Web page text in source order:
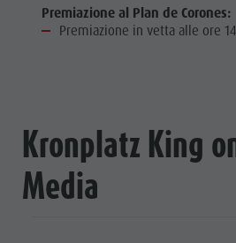
Premiazione al Plan de Corones:
Premiazione in vetta alle ore
Kronplatz King
Media